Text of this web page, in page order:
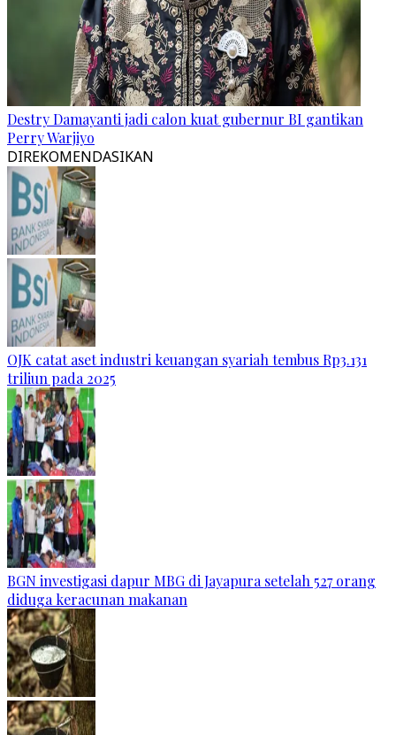
Destry Damayanti jadi calon kuat gubernur BI gantikan
Perry Warjiyo
DIREKOMENDASIKAN
OJK catat aset industri keuangan syariah tembus Rp3.131
triliun pada 2025
BGN investigasi dapur MBG di Jayapura setelah 527 orang
diduga keracunan makanan